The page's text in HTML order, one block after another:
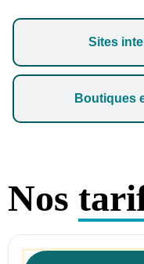
Sites
Boutiques
Nos